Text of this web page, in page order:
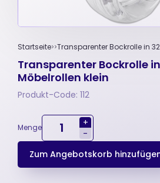
Startseite Transparenter Bockrolle in
Transparenter Bockrolle
Möbelrollen klein
Produkt-Code: 112
Menge
+
-
Zum Angebotskorb